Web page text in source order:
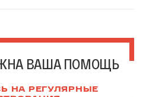
ВАША ПОМОЩЬ
НА РЕГУЛЯРНЫЕ